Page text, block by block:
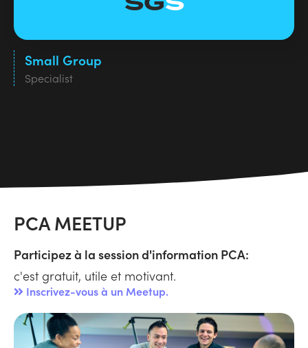
Small Group
Specialist
PCA MEETUP
Participez à la session d'information PCA:
c'est gratuit, utile et motivant.
Inscrivez-vous à un Meetup.